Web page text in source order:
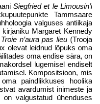
Siegfried et le Limousin’i
Tammsaare
valguses antiikaja
Margaret Kennedy
n’aura pas lieu (Trooja
olevat leidnud lõpuks oma
oma endise sära, on
lugemisel endiselt
Kompositsioon, mis
paindlikkuses hoolika
avardumist inimeste ja
valgustatud ühenduses